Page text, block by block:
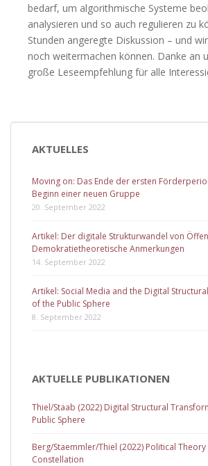
bedarf, um algorithmische Systeme
analysieren und so auch regulieren zu
Stunden angeregte Diskussion – und
noch weitermachen können. Danke an
große Leseempfehlung für alle
AKTUELLES
Moving on: Das Ende der ersten
Beginn einer neuen Gruppe
20. September 2022
Artikel: Der digitale Strukturwandel von
Demokratietheoretische Anmerkungen
14. September 2022
Artikel: Social Media and the Digital
of the Public Sphere
8. September 2022
AKTUELLE PUBLIKATIONEN
Thiel/Staab (2022) Digital Structural
Public Sphere
Berg/Staemmler/Thiel (2022) Political
Constellation